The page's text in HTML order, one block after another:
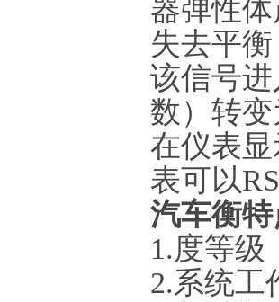
器弹性
失去平
该信号
数）转
在仪表
表可以
汽车衡
1.度等级
2.系统工